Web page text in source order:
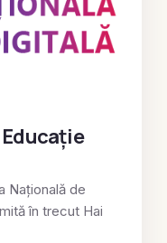
Națională de
în trecut Hai